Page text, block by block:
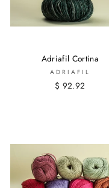
Adriafil Cortina
ADRIAFIL
$ 92.92